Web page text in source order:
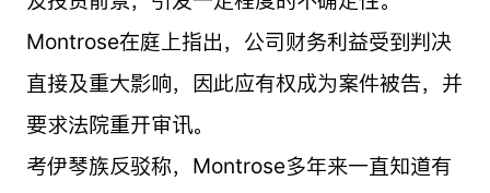
Montrose在庭上指出，公司财务利益受到判决
直接及重大影响，因此应有权成为案件被告，并
要求法院重开审讯。
考伊琴族反驳称，Montrose多年来一直知道有